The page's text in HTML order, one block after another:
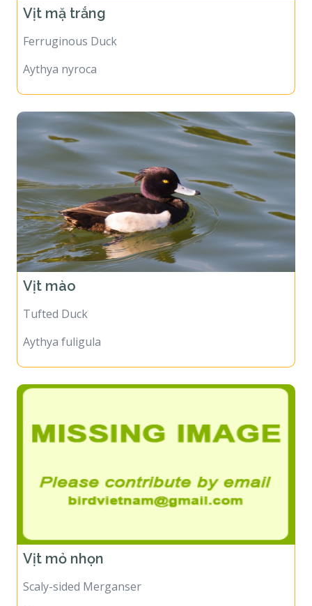
Vịt mặ trắng
Ferruginous Duck
Aythya nyroca
Vịt mào
Tufted Duck
Aythya fuligula
Vịt mỏ nhọn
Scaly-sided Merganser